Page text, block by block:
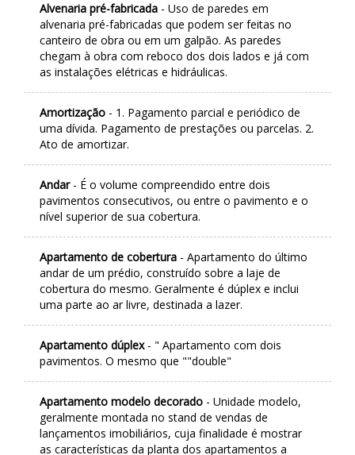
Alvenaria pré-fabricada - Uso de paredes em
alvenaria pré-fabricadas que podem ser feitas no
canteiro de obra ou em um galpão. As paredes
chegam à obra com reboco dos dois lados e já com
as instalações elétricas e hidráulicas.
Amortização - 1. Pagamento parcial e periódico de
uma dívida. Pagamento de prestações ou parcelas. 2.
Ato de amortizar.
Andar - É o volume compreendido entre dois
pavimentos consecutivos, ou entre o pavimento e o
nível superior de sua cobertura.
Apartamento de cobertura - Apartamento do último
andar de um prédio, construído sobre a laje de
cobertura do mesmo. Geralmente é dúplex e inclui
uma parte ao ar livre, destinada a lazer.
Apartamento dúplex - " Apartamento com dois
pavimentos. O mesmo que ""double"
Apartamento modelo decorado - Unidade modelo,
geralmente montada no stand de vendas de
lançamentos imobiliários, cuja finalidade é mostrar
as características da planta dos apartamentos a